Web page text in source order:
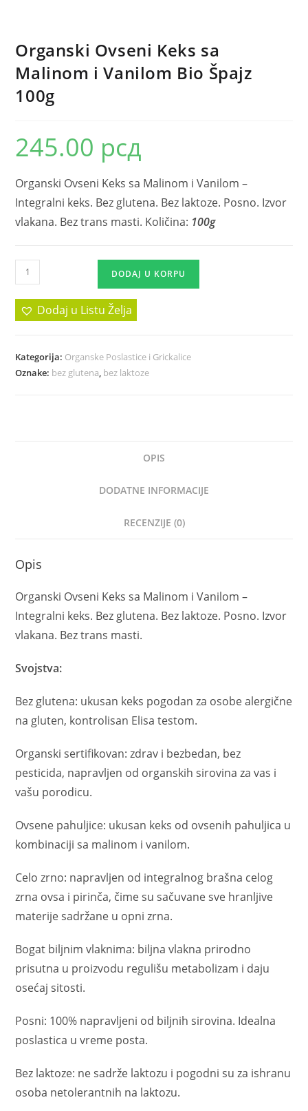
Organski Ovseni Keks sa
Malinom i Vanilom Bio Špajz
100g
245.00 рсд
Organski Ovseni Keks sa Malinom i Vanilom –
Integralni keks. Bez glutena. Bez laktoze. Posno. Izvor
vlakana. Bez trans masti. Količina: 100g
DODAJ U KORPU
Dodaj u Listu Želja
Kategorija: Organske Poslastice i Grickalice
Oznake: bez glutena bez laktoze
OPIS
DODATNE INFORMACIJE
RECENZIJE (0)
Opis
Organski Ovseni Keks sa Malinom i Vanilom –
Integralni keks. Bez glutena. Bez laktoze. Posno. Izvor
vlakana. Bez trans masti.
Svojstva:
Bez glutena: ukusan keks pogodan za osobe alergične
na gluten, kontrolisan Elisa testom.
Organski sertifikovan: zdrav i bezbedan, bez
pesticida, napravljen od organskih sirovina za vas i
vašu porodicu.
Ovsene pahuljice: ukusan keks od ovsenih pahuljica u
kombinaciji sa malinom i vanilom.
Celo zrno: napravljen od integralnog brašna celog
zrna ovsa i pirinča, čime su sačuvane sve hranljive
materije sadržane u opni zrna.
Bogat biljnim vlaknima: biljna vlakna prirodno
prisutna u proizvodu regulišu metabolizam i daju
osećaj sitosti.
Posni: 100% napravljeni od biljnih sirovina. Idealna
poslastica u vreme posta.
Bez laktoze: ne sadrže laktozu i pogodni su za ishranu
osoba netolerantnih na laktozu.